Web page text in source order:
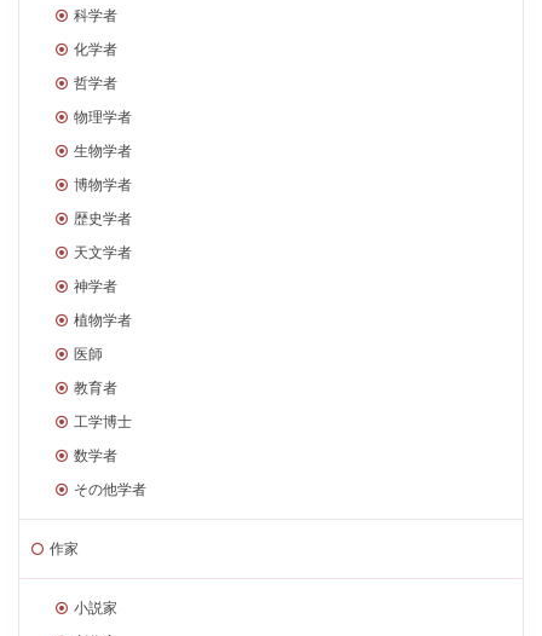
科学者
化学者
哲学者
物理学者
生物学者
博物学者
歴史学者
天文学者
神学者
植物学者
医師
教育者
工学博士
数学者
その他学者
作家
小説家